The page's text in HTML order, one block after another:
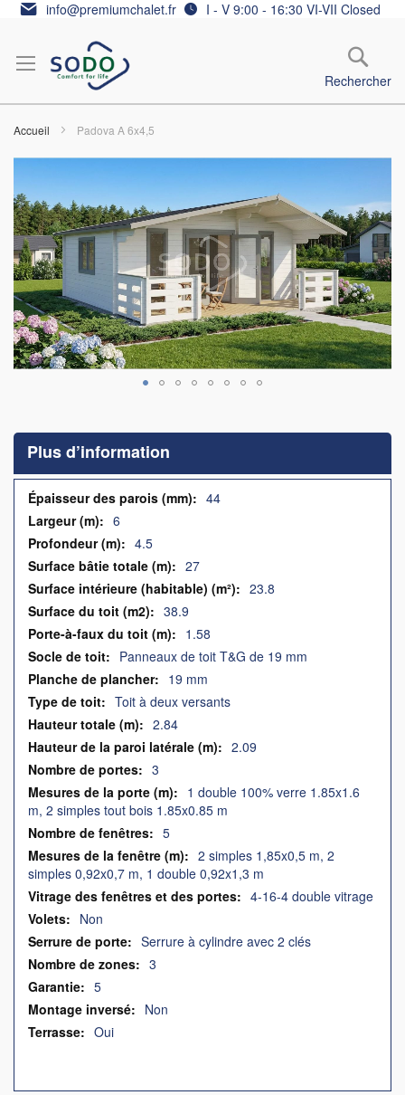
Allez info@premiumchalet.fr I - V 9:00 - 16:30 VI-VII Closed
Rechercher
Accueil Padova A 6x4,5
Skip
the
end
of
the
images
gallery
the
beginning
of
the
images
gallery
Plus d’information
Plus
d’information
44
6
4.5
27
23.8
38.9
1.58
Panneaux de toit T&G de 19 mm
19 mm
Toit à deux versants
2.84
2.09
3
1 double 100% verre 1.85x1.6
m, 2 simples tout bois 1.85x0.85 m
5
2 simples 1,85x0,5 m, 2
simples 0,92x0,7 m, 1 double 0,92x1,3 m
4-16-4 double vitrage
Non
Serrure à cylindre avec 2 clés
3
5
Non
Oui